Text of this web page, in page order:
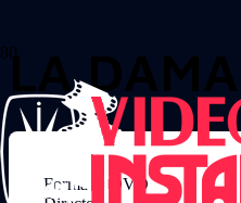
LA
Formato: DVD